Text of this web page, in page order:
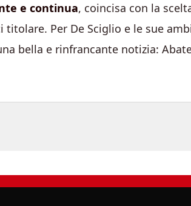
e continua, coincisa con la
Per De Sciglio e le sue
bella e rinfrancante notizia: